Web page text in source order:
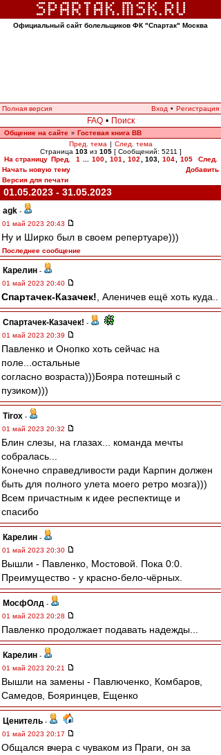
Официальный сайт болельщиков ФК "Спартак" Москва
Полная версия Вход • Регистрация
FAQ • Поиск
Общение на сайте » Гостевая книга ВВ
Пред. тема | След. тема
Страница 103из 105[ Сообщений: 5211 ]
На страницу Пред. 1 100 101 102 103, 104 105
След.
Начать новую тему
Добавить
Версия для печати
01.05.2023 - 31.05.2023
agk -
01 май 2023 20:43
Ну и Ширко был в своем репертуаре)))
Последнее сообщение
Карелин -
01 май 2023 20:40
Спартачек-Казачек! , Аленичев ещё хоть куда..
Спартачек-Казачек! -
01 май 2023 20:39
Павленко и Онопко хоть сейчас на
поле...остальные
согласно возраста)))Бояра потешный с
пузиком)))
Tirox -
01 май 2023 20:32
Блин слезы, на глазах... команда мечты
собралась...
Конечно справедливости ради Карпин должен
быть для полного улета моего ретро мозга)))
Всем причастным к идее респектище и
спасибо
Карелин -
01 май 2023 20:30
Вышли - Павленко, Мостовой. Пока 0:0.
Преимущество - у красно-бело-чёрных.
МосфОлд -
01 май 2023 20:28
Павленко продолжает подавать надежды...
Карелин -
01 май 2023 20:21
Вышли на замены - Павлюченко, Комбаров,
Самедов, Бояринцев, Ещенко
Ценитель -
01 май 2023 20:17
Общался вчера с чуваком из Праги, он за